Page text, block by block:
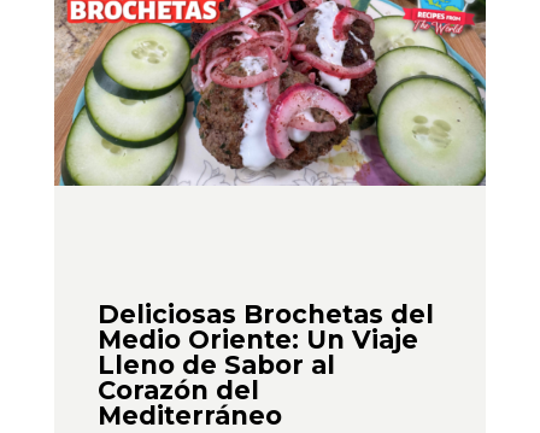
Deliciosas Brochetas del
Medio Oriente: Un Viaje
Lleno de Sabor al
Corazón del
Mediterráneo